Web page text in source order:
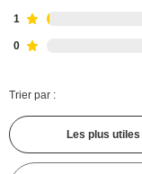
1
0
Trier par :
Les plus utiles